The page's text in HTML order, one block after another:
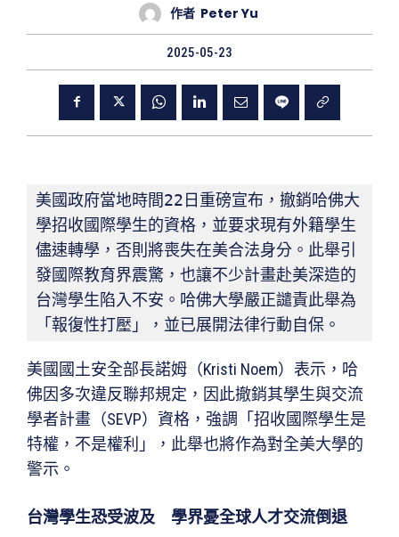
作者 Peter Yu
2025-05-23
美國政府當地時間22日重磅宣布，撤銷哈佛大
學招收國際學生的資格，並要求現有外籍學生
儘速轉學，否則將喪失在美合法身分。此舉引
發國際教育界震驚，也讓不少計畫赴美深造的
台灣學生陷入不安。哈佛大學嚴正譴責此舉為
「報復性打壓」，並已展開法律行動自保。
美國國土安全部長諾姆（Kristi Noem）表示，哈
佛因多次違反聯邦規定，因此撤銷其學生與交流
學者計畫（SEVP）資格，強調「招收國際學生是
特權，不是權利」，此舉也將作為對全美大學的
警示。
台灣學生恐受波及 學界憂全球人才交流倒退